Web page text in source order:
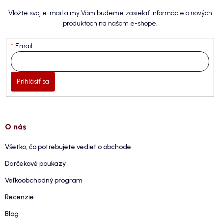
Vložte svoj e-mail a my Vám budeme zasielať informácie o nových
produktoch na našom e-shope.
Email
Prihlásiť sa
O nás
Všetko, čo potrebujete vedieť o obchode
Darčekové poukazy
Veľkoobchodný program
Recenzie
Blog